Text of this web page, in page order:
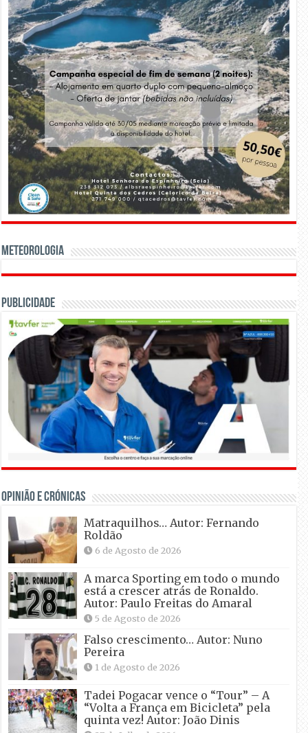
Meteorologia
Publicidade
OPINIÃO E CRÓNICAS
Matraquilhos… Autor: Fernando
Roldão
6 de Agosto de 2026
A marca Sporting em todo o mundo
está a crescer atrás de Ronaldo.
Autor: Paulo Freitas do Amaral
5 de Agosto de 2026
Falso crescimento… Autor: Nuno
Pereira
1 de Agosto de 2026
Tadei Pogacar vence o “Tour” – A
“Volta a França em Bicicleta” pela
quinta vez! Autor: João Dinis